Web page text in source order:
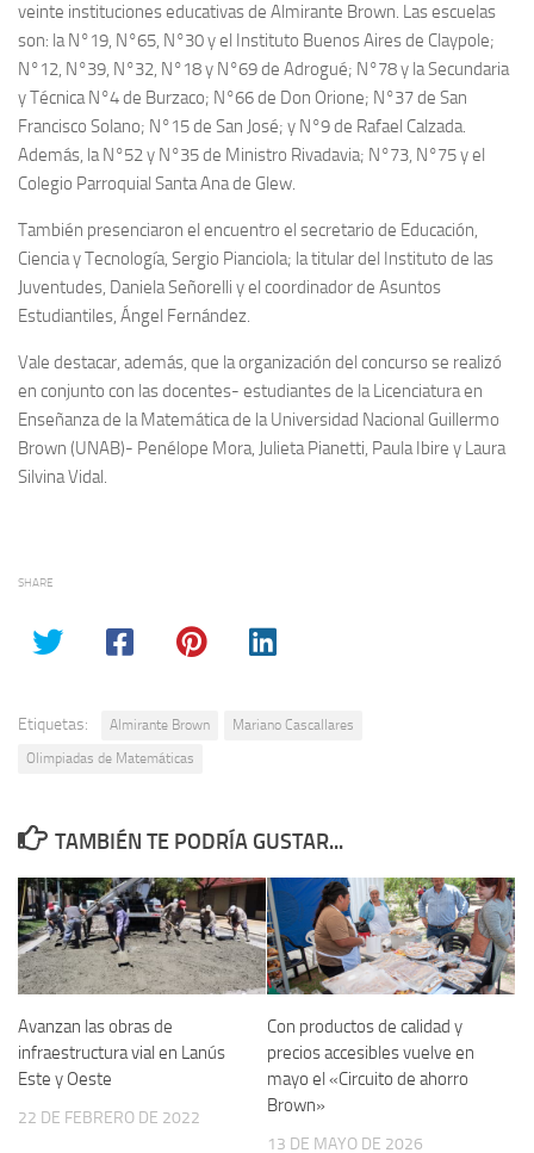
veinte instituciones educativas de Almirante Brown. Las escuelas
son: la N°19, N°65, N°30 y el Instituto Buenos Aires de Claypole;
N°12, N°39, N°32, N°18 y N°69 de Adrogué; N°78 y la Secundaria
y Técnica N°4 de Burzaco; N°66 de Don Orione; N°37 de San
Francisco Solano; N°15 de San José; y N°9 de Rafael Calzada.
Además, la N°52 y N°35 de Ministro Rivadavia; N°73, N°75 y el
Colegio Parroquial Santa Ana de Glew.
También presenciaron el encuentro el secretario de Educación,
Ciencia y Tecnología, Sergio Pianciola; la titular del Instituto de las
Juventudes, Daniela Señorelli y el coordinador de Asuntos
Estudiantiles, Ángel Fernández.
Vale destacar, además, que la organización del concurso se realizó
en conjunto con las docentes- estudiantes de la Licenciatura en
Enseñanza de la Matemática de la Universidad Nacional Guillermo
Brown (UNAB)- Penélope Mora, Julieta Pianetti, Paula Ibire y Laura
Silvina Vidal.
SHARE
Etiquetas: Almirante Brown
Mariano Cascallares
Olimpiadas de Matemáticas
TAMBIÉN TE PODRÍA GUSTAR...
Avanzan las obras de
infraestructura vial en Lanús
Este y Oeste
22 DE FEBRERO DE 2022
Con productos de calidad y
precios accesibles vuelve en
mayo el «Circuito de ahorro
Brown»
13 DE MAYO DE 2026